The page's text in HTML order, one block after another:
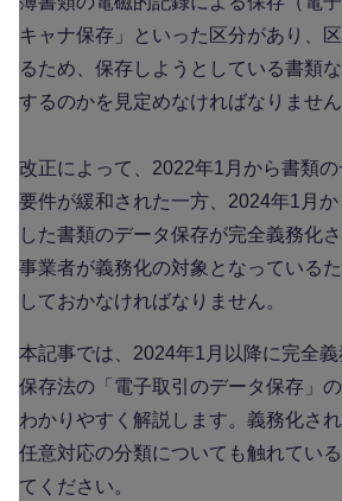
キャナ保存」といった区分があり、
るため、保存しようとしている書類
するのかを見定めなければなりません
改正によって、2022年1月から書類
要件が緩和された一方、2024年1月
した書類のデータ保存が完全義務化
事業者が義務化の対象となっている
しておかなければなりません。
本記事では、2024年1月以降に完全
保存法の「電子取引のデータ保存」
わかりやすく解説します。義務化さ
任意対応の分類についても触れてい
てください。